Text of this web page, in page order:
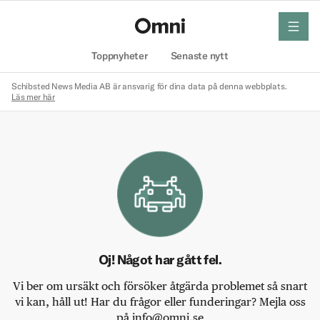
Toppnyheter Senaste nytt
meny
Schibsted News Media AB är ansvarig för dina data på denna webbplats.
Läs mer här
Oj! Något har gått fel.
Vi ber om ursäkt och försöker åtgärda problemet så snart
vi kan, håll ut! Har du frågor eller funderingar? Mejla oss